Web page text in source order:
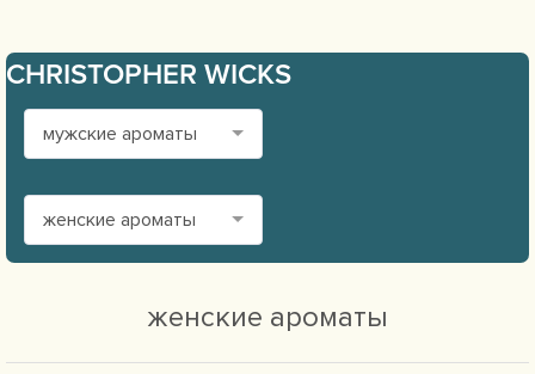
CHRISTOPHER WICKS
мужские ароматы
женские ароматы
женские ароматы